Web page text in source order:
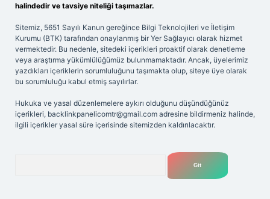
halindedir ve tavsiye niteliği taşımazlar.
Sitemiz, 5651 Sayılı Kanun gereğince Bilgi Teknolojileri ve İletişim
Kurumu (BTK) tarafından onaylanmış bir Yer Sağlayıcı olarak hizmet
vermektedir. Bu nedenle, sitedeki içerikleri proaktif olarak denetleme
veya araştırma yükümlülüğümüz bulunmamaktadır. Ancak, üyelerimiz
yazdıkları içeriklerin sorumluluğunu taşımakta olup, siteye üye olarak
bu sorumluluğu kabul etmiş sayılırlar.
Hukuka ve yasal düzenlemelere aykırı olduğunu düşündüğünüz
içerikleri, backlinkpanelicomtr@gmail.com adresine bildirmeniz halinde,
ilgili içerikler yasal süre içerisinde sitemizden kaldırılacaktır.